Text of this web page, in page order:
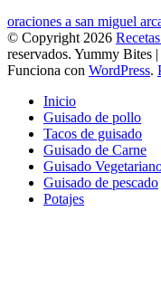
oraciones a san miguel
© Copyright 2026
reservados. Yummy Bites
Funciona con WordPress.
Inicio
Guisado de pollo
Tacos de guisado
Guisado de Carne
Guisado
Guisado de pescado
Potajes